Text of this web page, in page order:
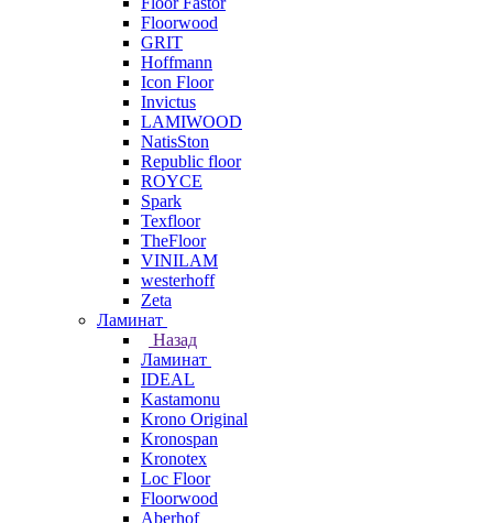
Floorwood
GRIT
Hoffmann
Icon Floor
Invictus
LAMIWOOD
NatisSton
Republic floor
ROYCE
Spark
Texfloor
TheFloor
VINILAM
westerhoff
Zeta
Ламинат
Назад
Ламинат
IDEAL
Kastamonu
Krono Original
Kronospan
Kronotex
Loc Floor
Floorwood
Aberhof